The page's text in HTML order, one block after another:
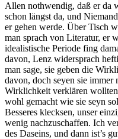
Allen nothwendig, daß er da
schon längst da, und
er gehen werde. Über Tisch
man sprach von Literatur, er
idealistische Periode fing
davon, Lenz widersprach
man sage, sie geben die
davon, doch seyen sie immer
Wirklichkeit verklären
wohl gemacht wie sie seyn
Besseres klecksen, unser
wenig nachzuschaffen. Ich
des Daseins, und dann ist’s